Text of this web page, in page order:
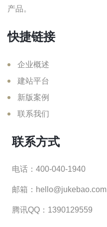
产品。
快捷链接
企业概述
建站平台
新版案例
联系我们
联系方式
电话：400-040-1940
邮箱：hello@jukebao.com
腾讯QQ：1390129559